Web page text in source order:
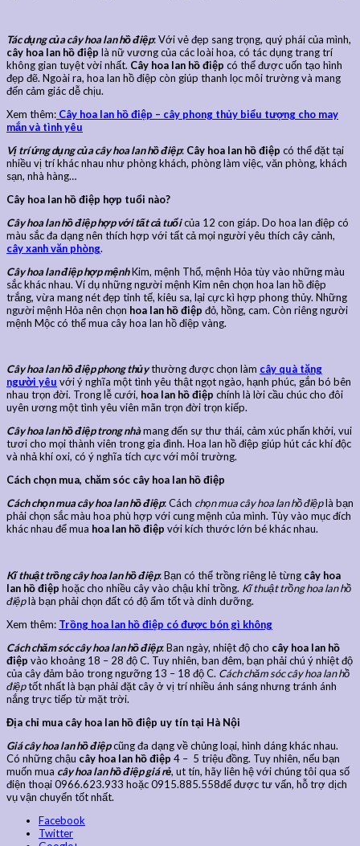
Tác dụng của cây hoa lan hồ điệp: Với vẻ đẹp sang trọng, quý phái của mình,
cây hoa lan hồ điệp là nữ vương của các loài hoa, có tác dụng trang trí
không gian tuyệt vời nhất. Cây hoa lan hồ điệp có thể được uốn tạo hình
đẹp đẽ. Ngoài ra, hoa lan hồ điệp còn giúp thanh lọc môi trường và mang
đến cảm giác dễ chịu.
Xem thêm: Cây hoa lan hồ điệp – cây phong thủy biểu tượng cho may
mắn và tình yêu
Vị trí ứng dụng của cây hoa lan hồ điệp: Cây hoa lan hồ điệp có thể đặt tại
nhiều vị trí khác nhau như phòng khách, phòng làm việc, văn phòng, khách
sạn, nhà hàng…
Cây hoa lan hồ điệp hợp tuổi nào?
Cây hoa lan hồ điệp hợp với tất cả tuổicủa 12 con giáp. Do hoa lan điệp có
màu sắc đa dạng nên thích hợp với tất cả mọi người yêu thích cây cảnh,
cây xanh văn phòng.
Cây hoa lan điệp hợp mệnhKim, mệnh Thổ, mệnh Hỏa tùy vào những màu
sắc khác nhau. Ví dụ những người mệnh Kim nên chọn hoa lan hồ điệp
trắng, vừa mang nét đẹp tinh tế, kiêu sa, lại cực kì hợp phong thủy. Những
người mệnh Hỏa nên chọn hoa lan hồ điệp đỏ, hồng, cam. Còn riêng người
mệnh Mộc có thể mua cây hoa lan hồ điệp vàng.
Cây hoa lan hồ điệp phong thủythường được chọn làm cây quà tặng
người yêu với ý nghĩa một tình yêu thật ngọt ngào, hạnh phúc, gắn bó bên
nhau trọn đời. Trong lễ cưới, hoa lan hồ điệp chính là lời cầu chúc cho đôi
uyên ương một tình yêu viên mãn trọn đời trọn kiếp.
Cây hoa lan hồ điệp trong nhàmang đến sự thư thái, cảm xúc phấn khởi, vui
tươi cho mọi thành viên trong gia đình. Hoa lan hồ điệp giúp hút các khí độc
và nhả khí oxi, có ý nghĩa tích cực với môi trường.
Cách chọn mua, chăm sóc cây hoa lan hồ điệp
Cách chọn mua cây hoa lan hồ điệp: Cách chọn mua cây hoa lan hồ điệplà bạn
phải chọn sắc màu hoa phù hợp với cung mệnh của mình. Tùy vào mục đích
khác nhau để mua hoa lan hồ điệp với kích thước lớn bé khác nhau.
Kĩ thuật trồng cây hoa lan hồ điệp: Bạn có thể trồng riêng lẻ từng cây hoa
lan hồ điệp hoặc cho nhiều cây vào chậu khi trồng. Kĩ thuật trồng hoa lan hồ
điệplà bạn phải chọn đất có độ ẩm tốt và dinh dưỡng.
Xem thêm: Trồng hoa lan hồ điệp có được bón gì không
Cách chăm sóc cây hoa lan hồ điệp: Ban ngày, nhiệt độ cho cây hoa lan hồ
điệp vào khoảng 18 – 28 độ C. Tuy nhiên, ban đêm, bạn phải chú ý nhiệt độ
của cây đảm bảo trong ngưỡng 13 – 18 độ C. Cách chăm sóc cây hoa lan hồ
điệptốt nhất là bạn phải đặt cây ở vị trí nhiều ánh sáng nhưng tránh ánh
nắng trực tiếp từ mặt trời.
Địa chỉ mua cây hoa lan hồ điệp uy tín tại Hà Nội
Giá cây hoa lan hồ điệpcũng đa dạng về chủng loại, hình dáng khác nhau.
Có những chậu cây hoa lan hồ điệp 4 – 5 triệu đồng. Tuy nhiên, nếu bạn
muốn mua cây hoa lan hồ điệp giá rẻ, ut tín, hãy liên hệ với chúng tôi qua số
điện thoại 0966.623.933 hoặc 0915.885.558để được tư vấn, hỗ trợ dịch
vụ vận chuyển tốt nhất.
Facebook
Twitter